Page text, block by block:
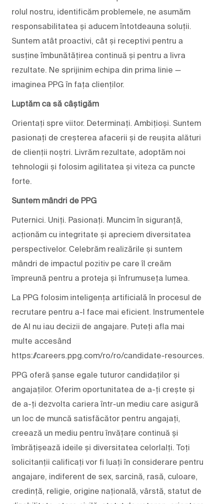
rolul nostru, identificăm problemele, ne asumăm
responsabilitatea și aducem întotdeauna soluții.
Suntem atât proactivi, cât și receptivi pentru a
susține îmbunătățirea continuă și pentru a livra
rezultate. Ne sprijinim echipa din prima linie —
imaginea PPG în fața clienților.
Luptăm ca să câștigăm
Orientați spre viitor. Determinați. Ambițioși. Suntem
pasionați de creșterea afacerii și de reușita alături
de clienții noștri. Livrăm rezultate, adoptăm noi
tehnologii și folosim agilitatea și viteza ca puncte
forte.
Suntem mândri de PPG
Puternici. Uniți. Pasionați. Muncim în siguranță,
acționăm cu integritate și apreciem diversitatea
perspectivelor. Celebrăm realizările și suntem
mândri de impactul pozitiv pe care îl creăm
împreună pentru a proteja și înfrumuseța lumea.
La PPG folosim inteligența artificială în procesul de
recrutare pentru a-l face mai eficient. Instrumentele
de AI nu iau decizii de angajare. Puteți afla mai
multe accesând
https://careers.ppg.com/ro/ro/candidate-resources.
PPG oferă șanse egale tuturor candidaților și
angajaților. Oferim oportunitatea de a-ți crește și
de a-ți dezvolta cariera într-un mediu care asigură
un loc de muncă satisfăcător pentru angajați,
creează un mediu pentru învățare continuă și
îmbrățișează ideile și diversitatea celorlalți. Toți
solicitanții calificați vor fi luați în considerare pentru
angajare, indiferent de sex, sarcină, rasă, culoare,
credință, religie, origine națională, vârstă, statut de